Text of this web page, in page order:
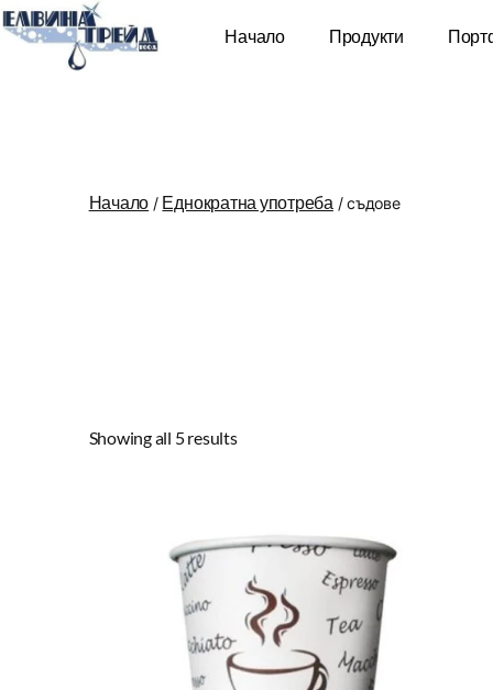
Начало Продукти
Начало / Еднократна употреба / съдове
Showing all 5 results